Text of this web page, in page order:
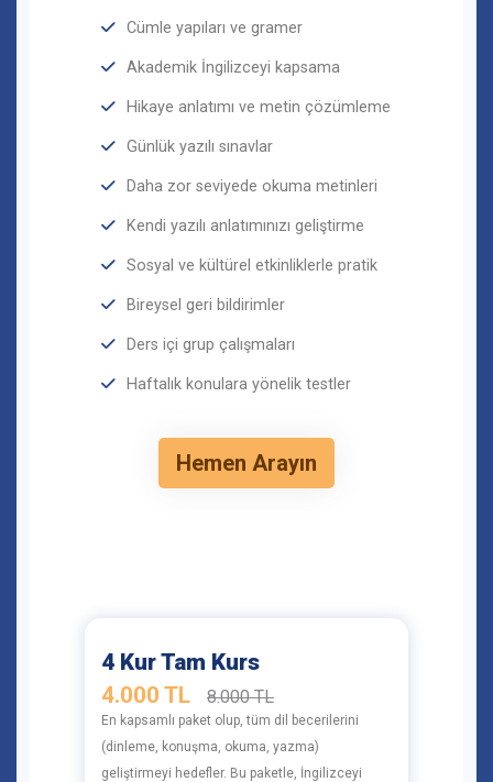
Cümle yapıları ve gramer
Akademik İngilizceyi kapsama
Hikaye anlatımı ve metin çözümleme
Günlük yazılı sınavlar
Daha zor seviyede okuma metinleri
Kendi yazılı anlatımınızı geliştirme
Sosyal ve kültürel etkinliklerle pratik
Bireysel geri bildirimler
Ders içi grup çalışmaları
Haftalık konulara yönelik testler
Hemen Arayın
4 Kur Tam Kurs
4.000 TL
8.000 TL
En kapsamlı paket olup, tüm dil becerilerini
(dinleme, konuşma, okuma, yazma)
geliştirmeyi hedefler. Bu paketle, İngilizceyi